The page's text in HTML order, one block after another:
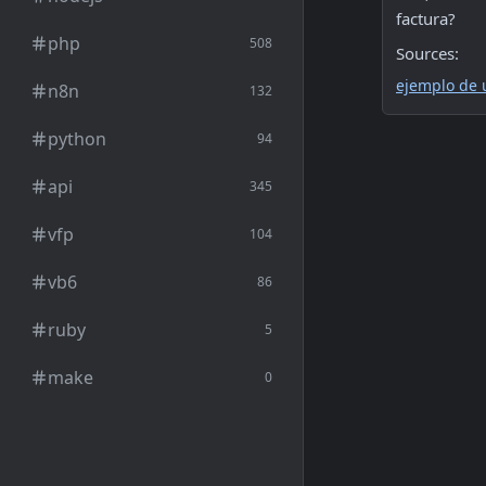
php 508
n8n 132
python 94
api 345
vfp 104
vb6 86
ruby 5
make 0
factura?
Sources:
ejemplo de